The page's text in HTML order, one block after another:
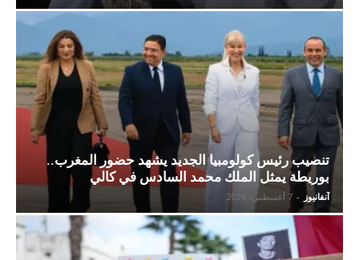
تنصيب رئيس كولومبيا الجديد يشهد حضور المغرب..
بوريطة يمثل الملك محمد السادس في كالي
آنفانيوز - 7 أغسطس، 2026